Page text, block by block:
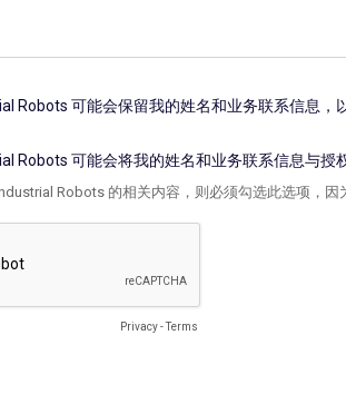
Robots 可能会保留我的姓名和业务联系信息
Robots 可能会将我的姓名和业务联系信息与
Robots 的相关内容，则必须勾选此选项，
Privacy-Terms